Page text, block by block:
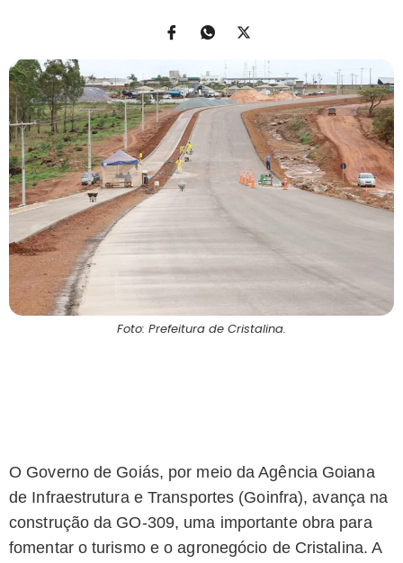
Foto: Prefeitura de Cristalina.
O Governo de Goiás, por meio da Agência Goiana
de Infraestrutura e Transportes (Goinfra), avança na
construção da GO-309, uma importante obra para
fomentar o turismo e o agronegócio de Cristalina. A